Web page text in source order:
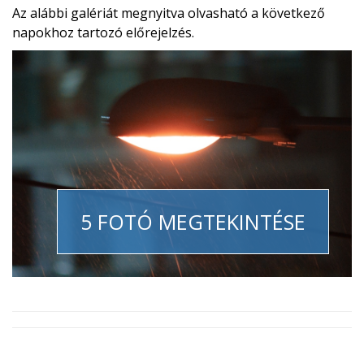
Az alábbi galériát megnyitva olvasható a következő
napokhoz tartozó előrejelzés.
5 FOTÓ MEGTEKINTÉSE